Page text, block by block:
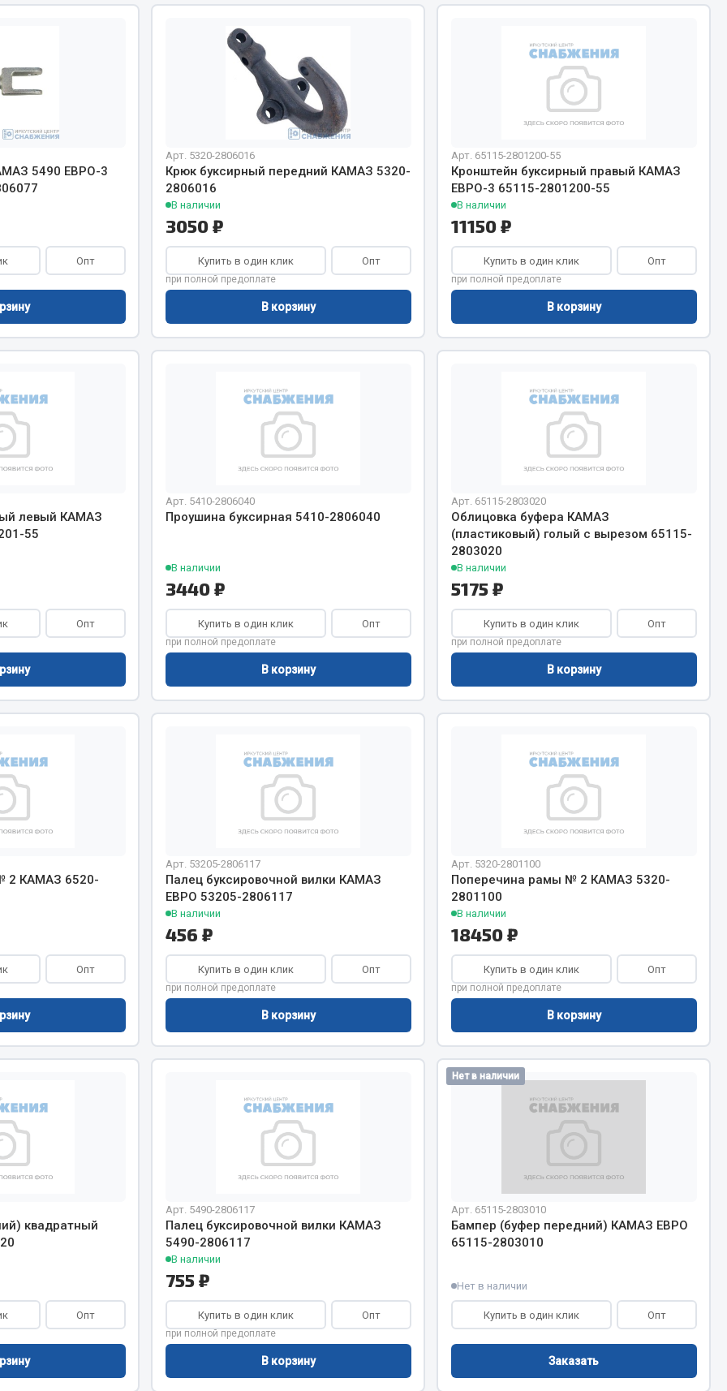
Столярный инструмент
Показать ещё
Весь раздел
электрика
и переключатели
кнопочные
Запчасти на полуприцепы
Амортизаторы для полуприцепов
Весь раздел
Запчасти КамАЗ
Система питания
Система выпуска газа
Система охлаждения
Сцепление
Коробка передач
Показать ещё
Урал
Показать ещё
Запчасти ЯМЗ
Двигатель
Система охлаждения
Рулевое управление
Тормозная система
Показать ещё
Весь раздел
Запчасти HOWO
Тормозная система
Двигатель
Подвеска
Система питания
Система охлаждения
Сцепление
Показать ещё
Весь раздел
FAW
Показать ещё
Фильтры
Mann-filter
Vic
Автоторг
Дифа
Показать ещё
Весь раздел
Всё для сварки
Сварочные материалы
Стропы
Весь раздел
Автохимия
Chevron
Cosmo
Весь раздел
Садовый инвентарь Аккумуляторы
5490 ЕВРО-3
Опт
Арт. 5320-2806016
Крюк буксирный передний КАМАЗ 5320-
2806016
В наличии
3050 ₽
Купить в один клик Опт
при полной предоплате
В корзину
Арт. 65115-2801200-55
Кронштейн буксирный правый КАМАЗ
ЕВРО-3 65115-2801200-55
В наличии
11150 ₽
Купить в один клик Опт
при полной предоплате
В корзину
левый КАМАЗ
55
Опт
Арт. 5410-2806040
Проушина буксирная 5410-2806040
В наличии
3440 ₽
Купить в один клик Опт
при полной предоплате
В корзину
Арт. 65115-2803020
Облицовка буфера КАМАЗ
(пластиковый) голый с вырезом 65115-
2803020
В наличии
5175 ₽
Купить в один клик Опт
при полной предоплате
В корзину
2 КАМАЗ 6520-
Опт
Арт. 53205-2806117
Палец буксировочной вилки КАМАЗ
ЕВРО 53205-2806117
В наличии
456 ₽
Купить в один клик Опт
при полной предоплате
В корзину
Арт. 5320-2801100
Поперечина рамы № 2 КАМАЗ 5320-
2801100
В наличии
18450 ₽
Купить в один клик Опт
при полной предоплате
В корзину
квадратный
Опт
Арт. 5490-2806117
Палец буксировочной вилки КАМАЗ
5490-2806117
В наличии
755 ₽
Купить в один клик Опт
при полной предоплате
В корзину
Нет в наличии
Арт. 65115-2803010
Бампер (буфер передний) КАМАЗ ЕВРО
65115-2803010
Нет в наличии
Купить в один клик Опт
Заказать